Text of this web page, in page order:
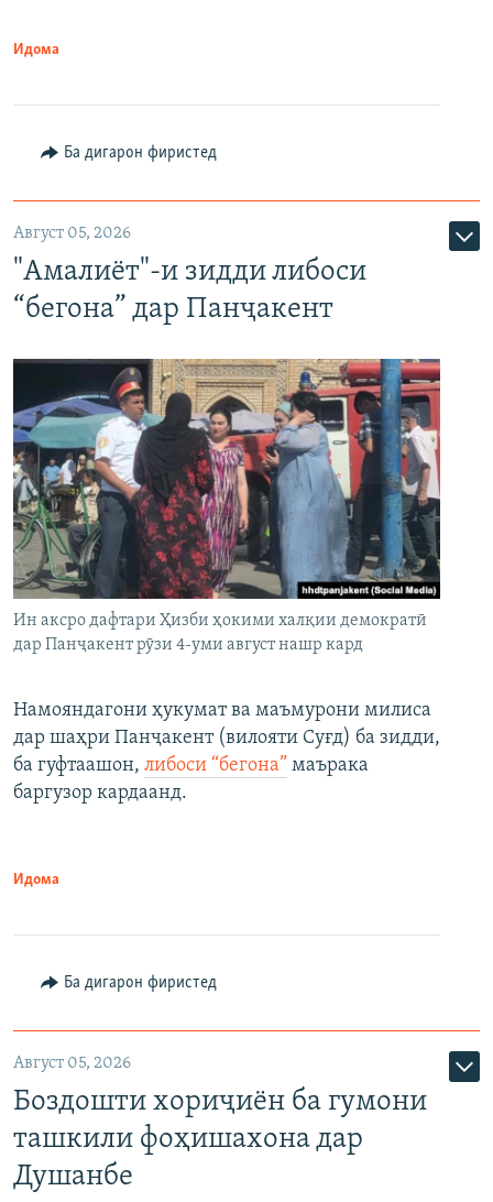
Идома
Ба дигарон фиристед
Август 05, 2026
"Амалиёт"-и зидди либоси
“бегона” дар Панҷакент
Ин аксро дафтари Ҳизби ҳокими халқии демократӣ
дар Панҷакент рӯзи 4-уми август нашр кард
Намояндагони ҳукумат ва маъмурони милиса
дар шаҳри Панҷакент (вилояти Суғд) ба зидди,
ба гуфтаашон, либоси “бегона” маърака
баргузор кардаанд.
Идома
Ба дигарон фиристед
Август 05, 2026
Боздошти хориҷиён ба гумони
ташкили фоҳишахона дар
Душанбе